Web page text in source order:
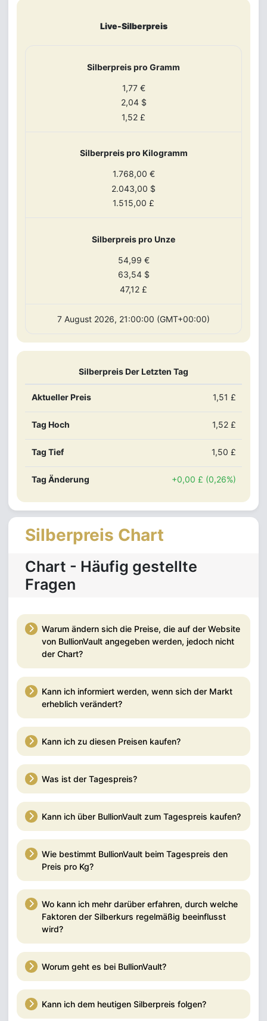
Live-Silberpreis
Silberpreis pro Gramm
1,77 €
2,04 $
1,52 £
Silberpreis pro Kilogramm
1.768,00 €
2.043,00 $
1.515,00 £
Silberpreis pro Unze
54,99 €
63,54 $
47,12 £
7 August 2026, 21:00:00 (GMT+00:00)
Silberpreis Der Letzten Tag
Aktueller Preis 1,51 £
Tag Hoch 1,52 £
Tag Tief 1,50 £
Tag Änderung +0,00 £ (0,26%)
Silberpreis Chart
Chart - Häufig gestellte
Fragen
Warum ändern sich die Preise, die auf der Website
von BullionVault angegeben werden, jedoch nicht
der Chart?
Kann ich informiert werden, wenn sich der Markt
erheblich verändert?
Kann ich zu diesen Preisen kaufen?
Was ist der Tagespreis?
Kann ich über BullionVault zum Tagespreis kaufen?
Wie bestimmt BullionVault beim Tagespreis den
Preis pro Kg?
Wo kann ich mehr darüber erfahren, durch welche
Faktoren der Silberkurs regelmäßig beeinflusst
wird?
Worum geht es bei BullionVault?
Kann ich dem heutigen Silberpreis folgen?